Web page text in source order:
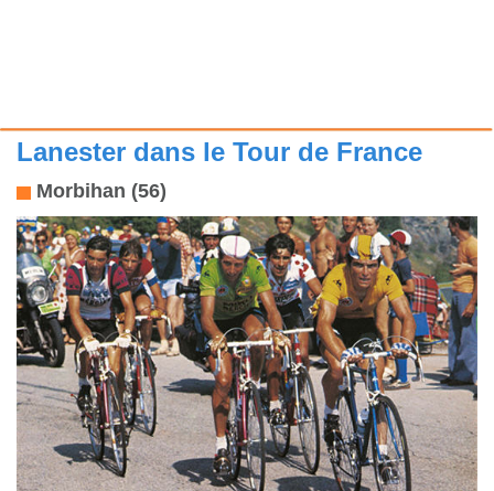
Lanester dans le Tour de France
Morbihan (56)